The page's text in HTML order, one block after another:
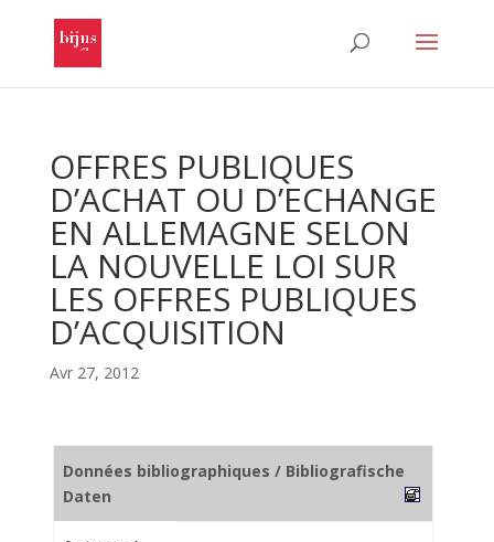
OFFRES PUBLIQUES
D’ACHAT OU D’ECHANGE
EN ALLEMAGNE SELON
LA NOUVELLE LOI SUR
LES OFFRES PUBLIQUES
D’ACQUISITION
Avr 27, 2012
Données bibliographiques / Bibliografische
Daten